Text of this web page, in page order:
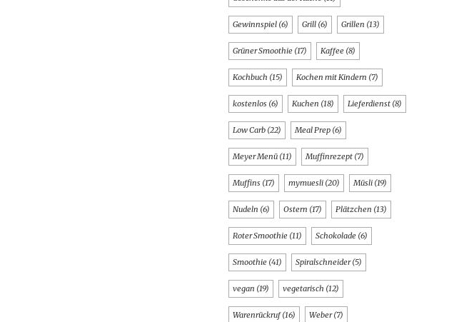
Gewinnspiel (6) Grill (6) Grillen (13)
Grüner Smoothie (17) Kaffee (8)
Kochbuch (15) Kochen mit Kindern (7)
kostenlos (6) Kuchen (18) Lieferdienst (8)
Low Carb (22) Meal Prep (6)
Meyer Menü (11) Muffinrezept (7)
Muffins (17) mymuesli (20) Müsli (19)
Nudeln (6) Ostern (17) Plätzchen (13)
Roter Smoothie (11) Schokolade (6)
Smoothie (41) Spiralschneider(5)
vegan (19) vegetarisch (12)
Warenrückruf(16) Weber(7)